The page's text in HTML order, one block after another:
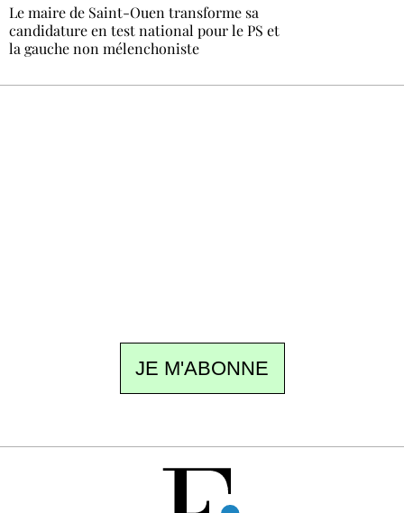
Le maire de Saint-Ouen transforme sa
candidature en test national pour le PS et
la gauche non mélenchoniste
JE M'ABONNE